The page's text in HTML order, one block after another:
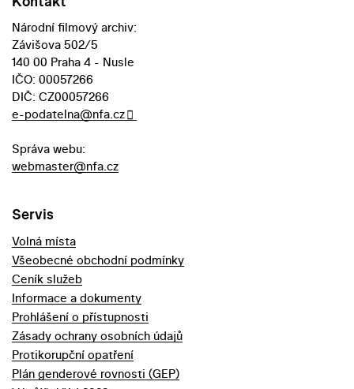
Národní filmový archiv:
Závišova 502/5
140 00 Praha 4 - Nusle
IČO: 00057266
DIČ: CZ00057266
e-podatelna@nfa.cz
Správa webu:
webmaster@nfa.cz
Servis
Volná místa
Všeobecné obchodní podmínky
Ceník služeb
Informace a dokumenty
Prohlášení o přístupnosti
Zásady ochrany osobních údajů
Protikorupční opatření
Plán genderové rovnosti (GEP)